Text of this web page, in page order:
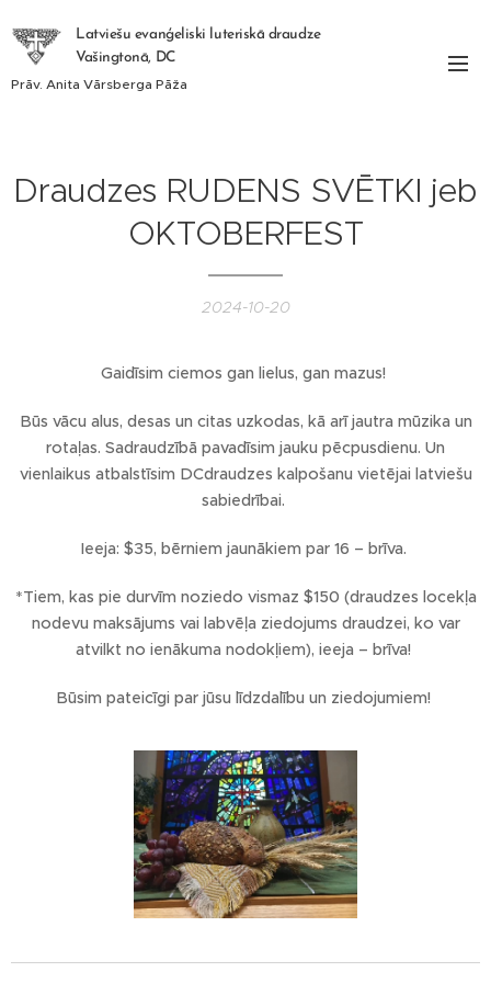
Latviešu evanģeliski luteriskā draudze
Vašingtonā, DC
Prāv. Anita Vārsberga Pāža
Draudzes RUDENS SVĒTKI jeb
OKTOBERFEST
2024-10-20
Gaidīsim ciemos gan lielus, gan mazus!
Būs vācu alus, desas un citas uzkodas, kā arī jautra mūzika un
rotaļas. Sadraudzībā pavadīsim jauku pēcpusdienu. Un
vienlaikus atbalstīsim DCdraudzes kalpošanu vietējai latviešu
sabiedrībai.
Ieeja: $35, bērniem jaunākiem par 16 – brīva.
*Tiem, kas pie durvīm noziedo vismaz $150 (draudzes locekļa
nodevu maksājums vai labvēļa ziedojums draudzei, ko var
atvilkt no ienākuma nodokļiem), ieeja – brīva!
Būsim pateicīgi par jūsu līdzdalību un ziedojumiem!